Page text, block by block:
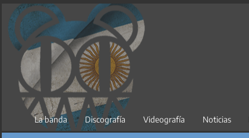
Saltar
contenido
La banda Discografía Videografía Noticias